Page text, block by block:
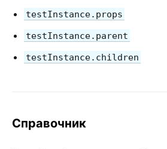
testInstance.props
testInstance.parent
testInstance.children
Справочник